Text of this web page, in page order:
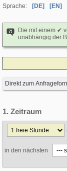
Sprache: [DE] [EN]
Die mit einem ✔
unabhängig der
Direkt zum
1. Zeitraum
in den nächsten